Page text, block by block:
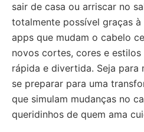
sair de casa ou arriscar no
totalmente possível graças
apps que mudam o cabelo
novos cortes, cores e
rápida e divertida. Seja para
se preparar para uma
que simulam mudanças no
queridinhos de quem ama